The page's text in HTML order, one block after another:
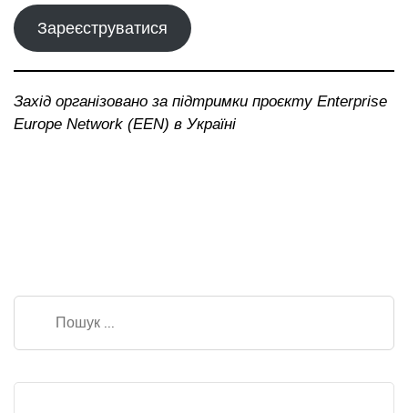
Зареєструватися
Захід організовано за підтримки проєкту Enterprise
Europe Network (EEN) в Україні